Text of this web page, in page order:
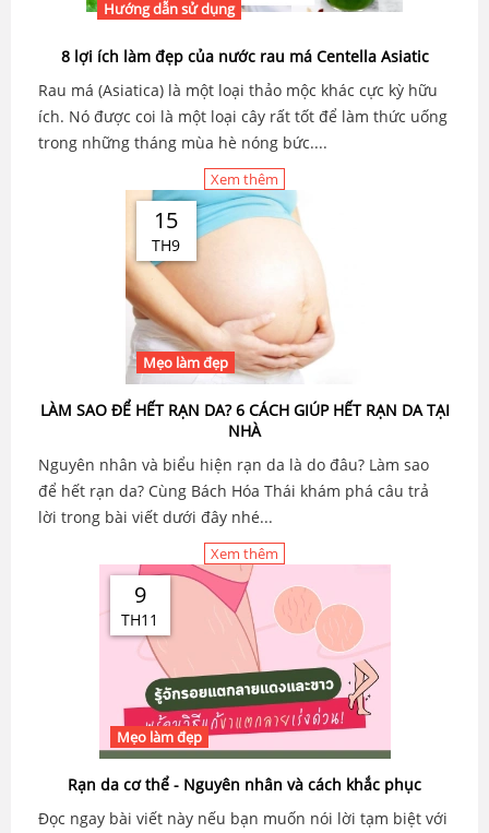
Hướng dẫn sử dụng
8 lợi ích làm đẹp của nước rau má Centella Asiatic
Rau má (Asiatica) là một loại thảo mộc khác cực kỳ hữu
ích. Nó được coi là một loại cây rất tốt để làm thức uống
trong những tháng mùa hè nóng bức....
Xem thêm
15
TH9
Mẹo làm đẹp
LÀM SAO ĐỂ HẾT RẠN DA? 6 CÁCH GIÚP HẾT RẠN DA TẠI
NHÀ
Nguyên nhân và biểu hiện rạn da là do đâu? Làm sao
để hết rạn da? Cùng Bách Hóa Thái khám phá câu trả
lời trong bài viết dưới đây nhé...
Xem thêm
9
TH11
Mẹo làm đẹp
Rạn da cơ thể - Nguyên nhân và cách khắc phục
Đọc ngay bài viết này nếu bạn muốn nói lời tạm biệt với